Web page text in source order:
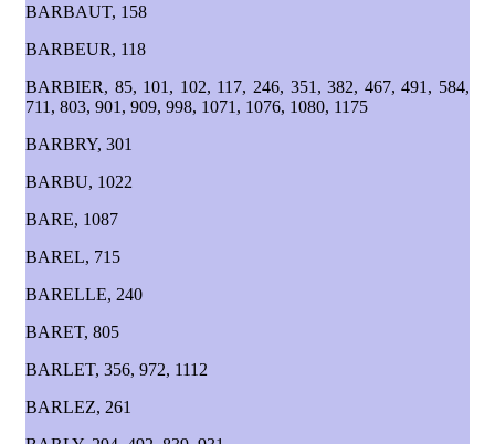
BARBAUT, 158
BARBEUR, 118
BARBIER, 85, 101, 102, 117, 246, 351, 382, 467, 491, 584,
711, 803, 901, 909, 998, 1071, 1076, 1080, 1175
BARBRY, 301
BARBU, 1022
BARE, 1087
BAREL, 715
BARELLE, 240
BARET, 805
BARLET, 356, 972, 1112
BARLEZ, 261